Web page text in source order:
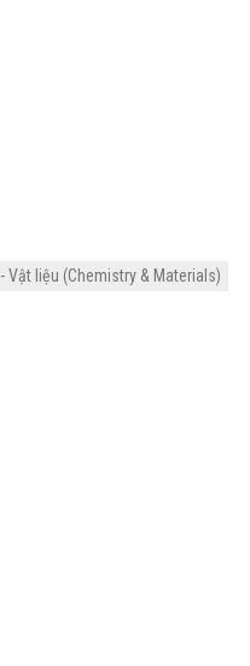
Vật liệu (Chemistry & Materials)